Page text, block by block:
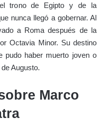
trono de Egipto y de la
nunca llegó a gobernar. Al
a Roma después de la
Octavia Minor. Su destino
pudo haber muerto joven o
Augusto.
Marco